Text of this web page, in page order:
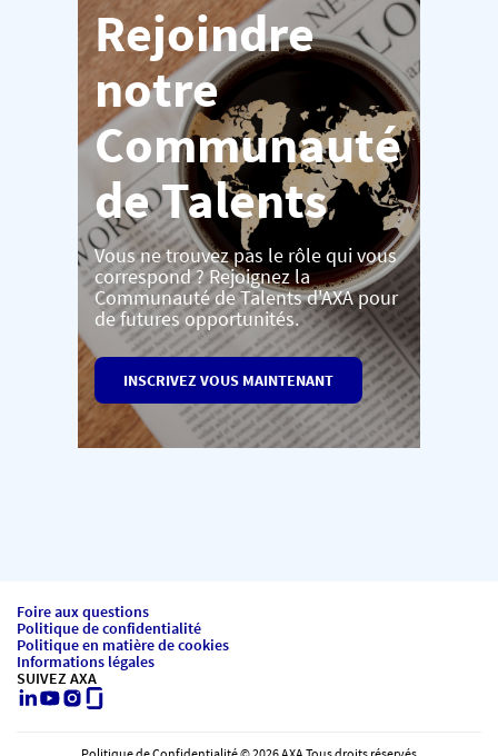
Rejoindre
notre
Communauté
de Talents
Vous ne trouvez pas le rôle qui vous
correspond ? Rejoignez la
Communauté de Talents d'AXA pour
de futures opportunités.
INSCRIVEZ VOUS MAINTENANT
Foire aux questions
Politique de confidentialité
Politique en matière de cookies
Informations légales
SUIVEZ AXA
LinkedIn
Youtube
Instagram
Glassdoor